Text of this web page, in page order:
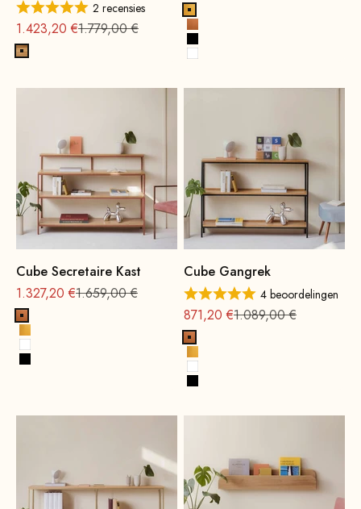
2 recensies
Aanbieding
1.423,20 €Normale
1.779,00 €
Eikenhout, naturel
Goud
Koper
Zwart
Wit
Cube Secretaire Kast
Aanbieding vanaf
1.327,20 €Normale
1.659,00 €
Koper
Goud
Wit
Zwart
Cube Gangrek
4 beoordelingen
Aanbieding vanaf
871,20 €Normale
1.089,00 €
Koper
Goud
Wit
Zwart